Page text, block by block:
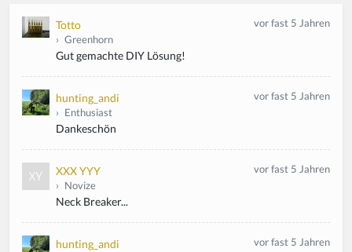
Totto
› Greenhorn
vor fast 5 Jahren
Gut gemachte DIY Lösung!
hunting_andi
› Enthusiast
vor fast 5 Jahren
Dankeschön
XXX YYY
› Novize
vor fast 5 Jahren
Neck Breaker...
hunting_andi vor fast 5 Jahren